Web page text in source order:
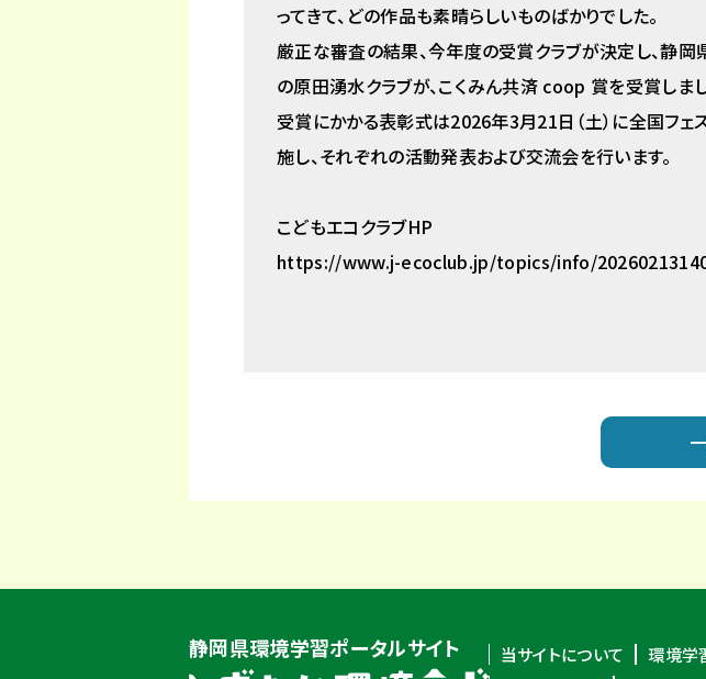
ってきて、どの作品も素晴らしいものばかりでした。
厳正な審査の結果、今年度の受賞クラブが決定し、静岡
の原田湧水クラブが、こくみん共済 coop 賞を受賞しまし
受賞にかかる表彰式は2026年3月21日（土）に全国フェ
施し、それぞれの活動発表および交流会を行います。
こどもエコクラブHP
https://www.j-ecoclub.jp/topics/info/
静岡県環境学習ポータルサイト 当サイトについて 環境学